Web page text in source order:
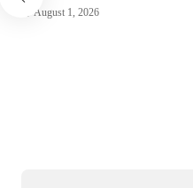
August 1, 2026